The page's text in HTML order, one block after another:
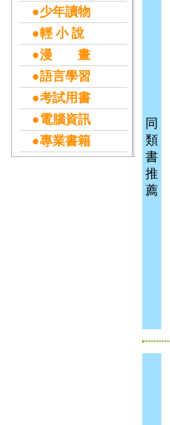
●少年讀物
●輕 小 說
●漫 畫
●語言學習
●考試用書
●電腦資訊
●專業書籍
同
類
書
推
薦